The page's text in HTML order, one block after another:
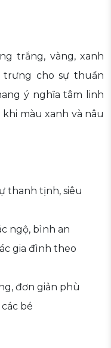
trắng, vàng, xanh
trưng cho sự thuần
ý nghĩa tâm linh
màu xanh và nâu
thanh tịnh, siêu
ngộ, bình an
gia đình theo
đơn giản phù
bé